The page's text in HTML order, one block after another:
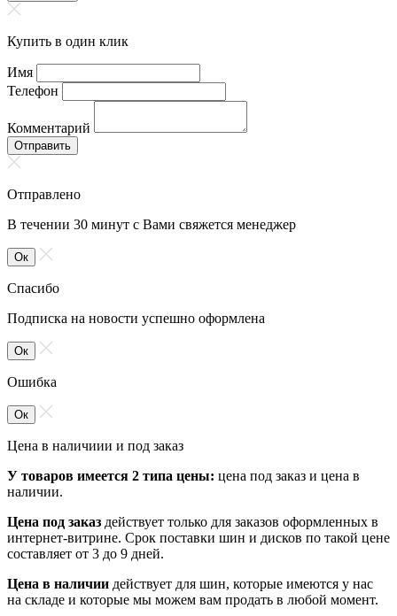
Купить в один клик
Имя
Телефон
Комментарий
Отправить
Отправлено
В течении 30 минут с Вами свяжется менеджер
Ок
Спасибо
Подписка на новости успешно оформлена
Ок
Ошибка
Ок
Цена в наличиии и под заказ
У товаров имеется 2 типа цены: цена под заказ и цена в
наличии.
Цена под заказ действует только для заказов оформленных в
интернет-витрине. Срок поставки шин и дисков по такой цене
составляет от 3 до 9 дней.
Цена в наличии действует для шин, которые имеются у нас
на складе и которые мы можем вам продать в любой момент.